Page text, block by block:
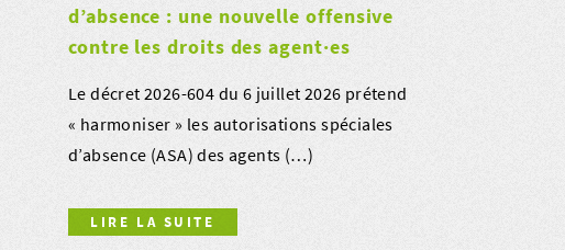
d’absence : une nouvelle offensive
contre les droits des agent·es
Le décret 2026-604 du 6 juillet 2026 prétend
« harmoniser » les autorisations spéciales
d’absence (ASA) des agents (…)
LIRE LA SUITE